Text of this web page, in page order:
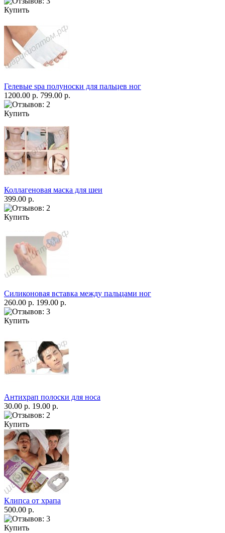
Купить
Гелевые spa полуноски для пальцев ног
1200.00 р. 799.00 р.
Купить
Коллагеновая маска для шеи
399.00 р.
Купить
Силиконовая вставка между пальцами ног
260.00 р. 199.00 р.
Купить
Антихрап полоски для носа
30.00 р. 19.00 р.
Купить
Клипса от храпа
500.00 р.
Купить